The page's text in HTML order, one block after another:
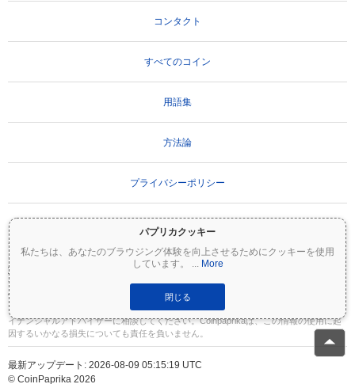
パプリカクッキー
私たちは、あなたのブラウジング体験を向上させるためにクッキーを使用
しています。
... More
閉じる
コンタクト
すべてのコイン
用語集
方法論
プライバシーポリシー
重要な免責事項：
暗号資産は非常にボラティリティが高く、重大なリスクを伴いま
す。投資額の一部または全額を失う可能性があります。Coinpaprikaのすべての情報は
情報提供のみを目的としており、財務または投資のアドバイスを構成するものではあ
りません。投資判断を行う前に、必ずご自身で調査（DYOR）を行い、資格のあるファ
イナンシャルアドバイザーに相談してください。Coinpaprikaは、この情報の使用に起
因するいかなる損失についても責任を負いません。
最新アップデート: 2026-08-09 05:15:19 UTC
© CoinPaprika 2026